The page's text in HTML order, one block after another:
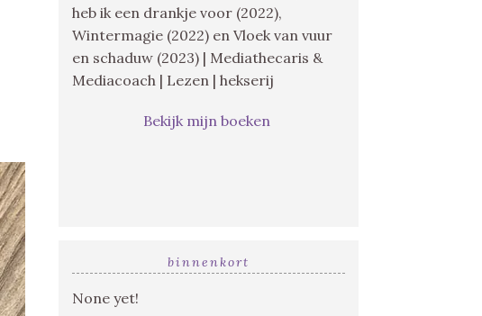
heb ik een drankje voor (2022),
Wintermagie (2022) en Vloek van vuur
en schaduw (2023) | Mediathecaris &
Mediacoach | Lezen | hekserij
Bekijk mijn boeken
binnenkort
None yet!